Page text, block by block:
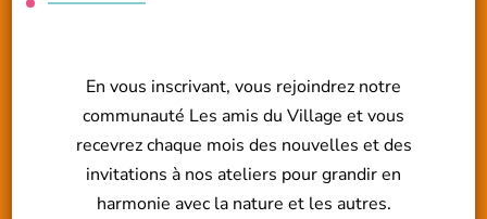
En vous inscrivant, vous rejoindrez notre
communauté Les amis du Village et vous
recevrez chaque mois des nouvelles et des
invitations à nos ateliers pour grandir en
harmonie avec la nature et les autres.